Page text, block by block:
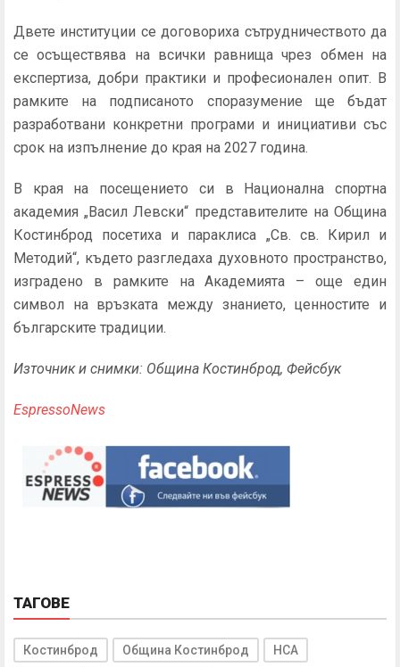
Двете институции се договориха сътрудничеството да
се осъществява на всички равнища чрез обмен на
експертиза, добри практики и професионален опит. В
рамките на подписаното споразумение ще бъдат
разработвани конкретни програми и инициативи със
срок на изпълнение до края на 2027 година.
В края на посещението си в Национална спортна
академия „Васил Левски“ представителите на Община
Костинброд посетиха и параклиса „Св. св. Кирил и
Методий“, където разгледаха духовното пространство,
изградено в рамките на Академията – още един
символ на връзката между знанието, ценностите и
българските традиции.
Източник и снимки: Община Костинброд, Фейсбук
EspressoNews
ТАГОВЕ
Костинброд Община Костинброд НСА